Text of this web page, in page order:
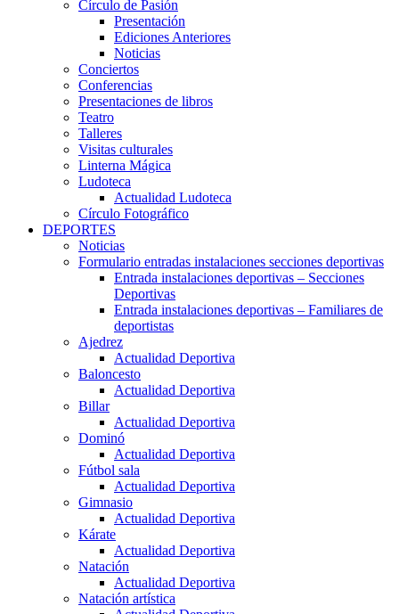
Círculo de Pasión
Presentación
Ediciones Anteriores
Noticias
Conciertos
Conferencias
Presentaciones de libros
Teatro
Talleres
Visitas culturales
Linterna Mágica
Ludoteca
Actualidad Ludoteca
Círculo Fotográfico
DEPORTES
Noticias
Formulario entradas instalaciones secciones deportivas
Entrada instalaciones deportivas – Secciones
Deportivas
Entrada instalaciones deportivas – Familiares de
deportistas
Ajedrez
Actualidad Deportiva
Baloncesto
Actualidad Deportiva
Billar
Actualidad Deportiva
Dominó
Actualidad Deportiva
Fútbol sala
Actualidad Deportiva
Gimnasio
Actualidad Deportiva
Kárate
Actualidad Deportiva
Natación
Actualidad Deportiva
Natación artística